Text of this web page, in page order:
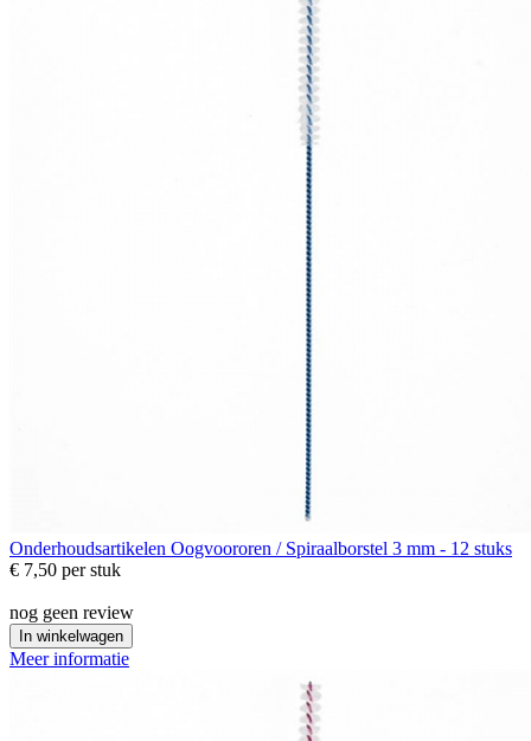
Onderhoudsartikelen Oogvoororen / Spiraalborstel 3 mm - 12 stuks
€ 7,50 per stuk
nog geen review
In winkelwagen
Meer informatie